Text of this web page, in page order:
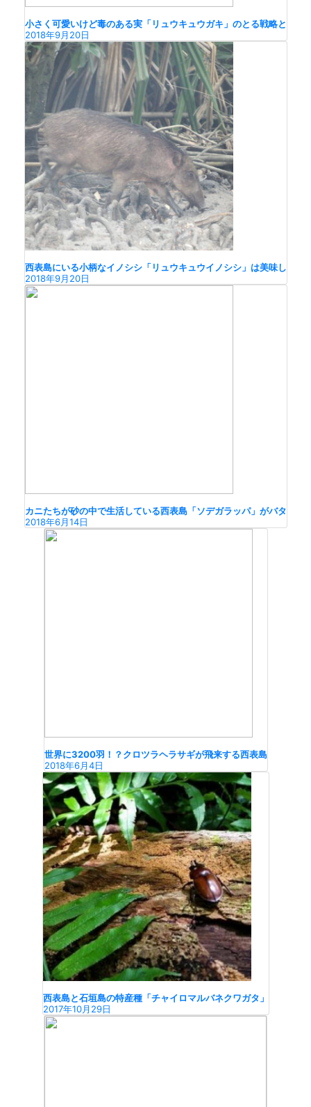
小さく可愛いけど毒のある実「リュウキュウガキ」のとる戦略と
2018年9月20日
西表島にいる小柄なイノシシ「リュウキュウイノシシ」は美味し
2018年9月20日
カニたちが砂の中で生活している西表島「ソデガラッパ」がバタ
2018年6月14日
世界に3200羽！？クロツラヘラサギが飛来する西表島
2018年6月4日
西表島と石垣島の特産種「チャイロマルバネクワガタ」
2017年10月29日